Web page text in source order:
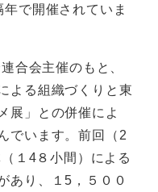
で開催されていま
合会主催のもと、
よる組織づくりと東
展」との併催によ
でいます。前回（2
１4８小間）による
あり、１5，５００